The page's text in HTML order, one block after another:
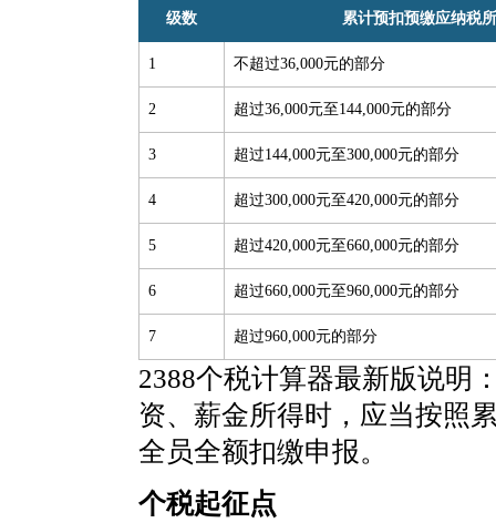
级数 累计预扣预缴应纳税
1 不超过36,000元的部分
2 超过36,000元至144,000元的部分
3 超过144,000元至300,000元的部分
4 超过300,000元至420,000元的部分
5 超过420,000元至660,000元的部分
6 超过660,000元至960,000元的部分
7 超过960,000元的部分
2388个税计算器最新版说明
资、薪金所得时，应当按照
全员全额扣缴申报。
个税起征点